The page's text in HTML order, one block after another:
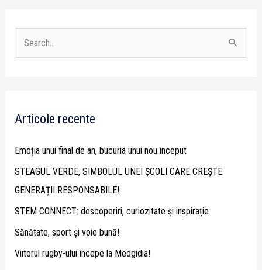
c
o
r
:
Articole recente
Emoția unui final de an, bucuria unui nou început
STEAGUL VERDE, SIMBOLUL UNEI ȘCOLI CARE CREȘTE
GENERAȚII RESPONSABILE!
STEM CONNECT: descoperiri, curiozitate și inspirație
Sănătate, sport și voie bună!
Viitorul rugby-ului începe la Medgidia!